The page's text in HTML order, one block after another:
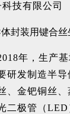
技有限公司
年，生产
研发制造半
、金钯铜丝
二极管（